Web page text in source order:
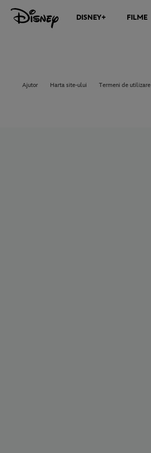
DISNEY+ FILME
Ajutor Harta site-ului Termeni de utilizare